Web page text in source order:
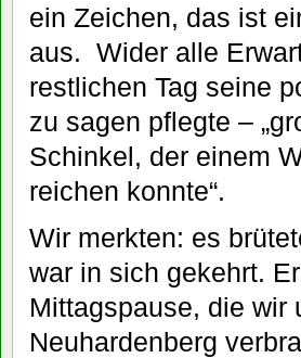
ein Zeichen, das ist
aus. Wider alle
restlichen Tag seine
zu sagen pflegte –
Schinkel, der einem
reichen konnte“.
Wir merkten: es
war in sich gekehrt.
Mittagspause, die wir
Neuhardenberg